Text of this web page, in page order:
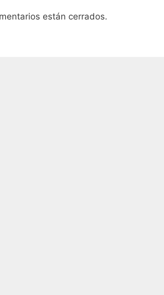
están cerrados.